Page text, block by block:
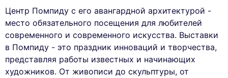
Центр Помпиду с его авангардной архитектурой -
место обязательного посещения для любителей
современного и современного искусства. Выставки
в Помпиду - это праздник инноваций и творчества,
представляя работы известных и начинающих
художников. От живописи до скульптуры, от